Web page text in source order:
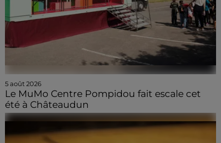
5 août 2026
Le MuMo Centre Pompidou fait escale cet
été à Châteaudun